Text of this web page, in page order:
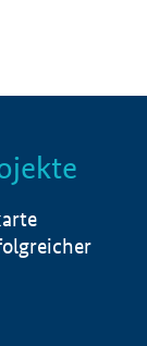
Info